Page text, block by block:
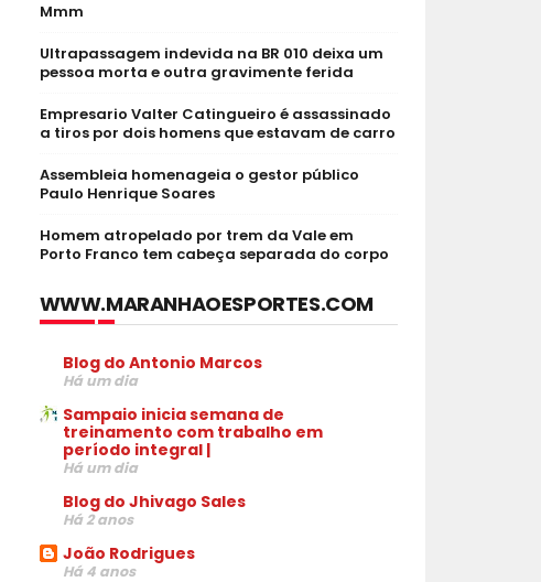
Mmm
Ultrapassagem indevida na BR 010 deixa um
pessoa morta e outra gravimente ferida
Empresario Valter Catingueiro é assassinado
a tiros por dois homens que estavam de carro
Assembleia homenageia o gestor público
Paulo Henrique Soares
Homem atropelado por trem da Vale em
Porto Franco tem cabeça separada do corpo
WWW.MARANHAOESPORTES.COM
Blog do Antonio Marcos
Há um dia
Sampaio inicia semana de
treinamento com trabalho em
período integral |
Há um dia
Blog do Jhivago Sales
Há 2 anos
João Rodrigues
Há 4 anos